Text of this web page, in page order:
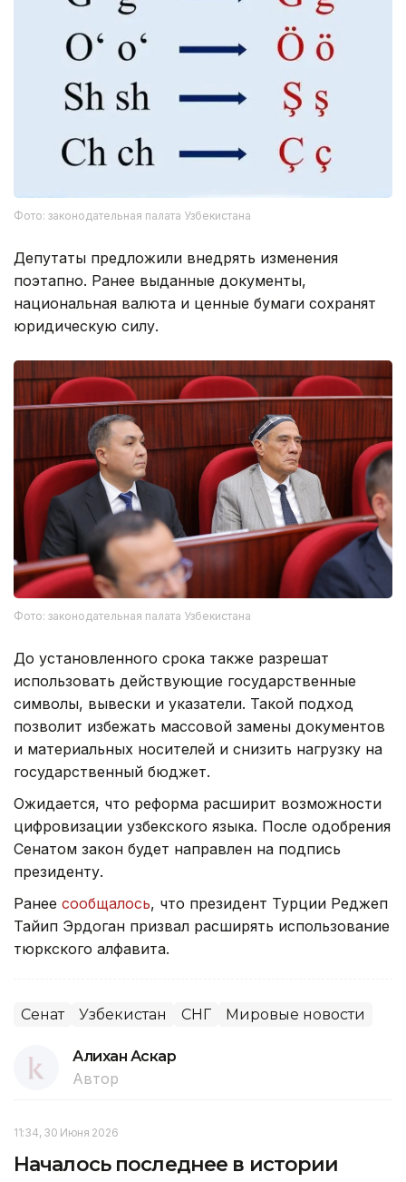
Фото: законодательная палата Узбекистана
Депутаты предложили внедрять изменения
поэтапно. Ранее выданные документы,
национальная валюта и ценные бумаги сохранят
юридическую силу.
Фото: законодательная палата Узбекистана
До установленного срока также разрешат
использовать действующие государственные
символы, вывески и указатели. Такой подход
позволит избежать массовой замены документов
и материальных носителей и снизить нагрузку на
государственный бюджет.
Ожидается, что реформа расширит возможности
цифровизации узбекского языка. После одобрения
Сенатом закон будет направлен на подпись
президенту.
Ранее сообщалось, что президент Турции Реджеп
Тайип Эрдоган призвал расширять использование
тюркского алфавита.
Сенат Узбекистан СНГ Мировые новости
Алихан Аскар
Автор
11:34, 30 Июня 2026
Началось последнее в истории